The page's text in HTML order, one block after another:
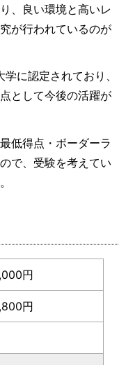
、良い環境と高いレ
が行われているのが
に認定されており、
として今後の活躍が
低得点・ボーダーラ
で、受験を考えてい
円
円